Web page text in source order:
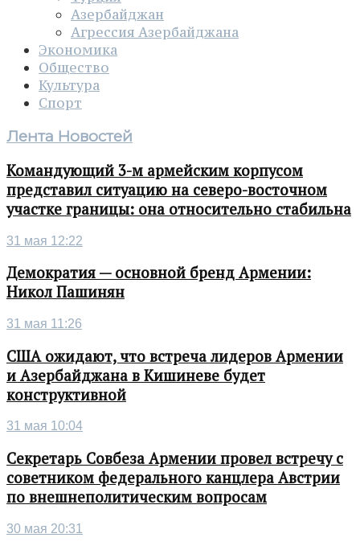
Азербайджан
Агрессия Азербайджана
Экономика
Общество
Культура
Спорт
Лента Новостей
Командующий 3-м армейским корпусом
представил ситуацию на северо-восточном
участке границы: она относительно стабильна
31 мая 12:22
Демократия — основной бренд Армении:
Никол Пашинян
31 мая 11:26
США ожидают, что встреча лидеров Армении
и Азербайджана в Кишиневе будет
конструктивной
31 мая 10:04
Секретарь Совбеза Армении провел встречу с
советником федерального канцлера Австрии
по внешнеполитическим вопросам
30 мая 20:31